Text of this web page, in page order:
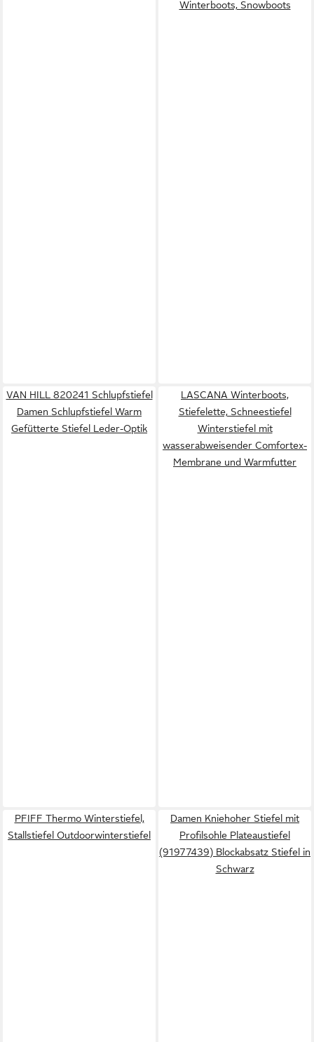
Winterboots, Snowboots
VAN HILL 820241 Schlupfstiefel
Damen Schlupfstiefel Warm
Gefütterte Stiefel Leder-Optik
LASCANA Winterboots,
Stiefelette, Schneestiefel
Winterstiefel mit
wasserabweisender Comfortex-
Membrane und Warmfutter
PFIFF Thermo Winterstiefel,
Stallstiefel Outdoorwinterstiefel
Damen Kniehoher Stiefel mit
Profilsohle Plateaustiefel
(91977439) Blockabsatz Stiefel in
Schwarz